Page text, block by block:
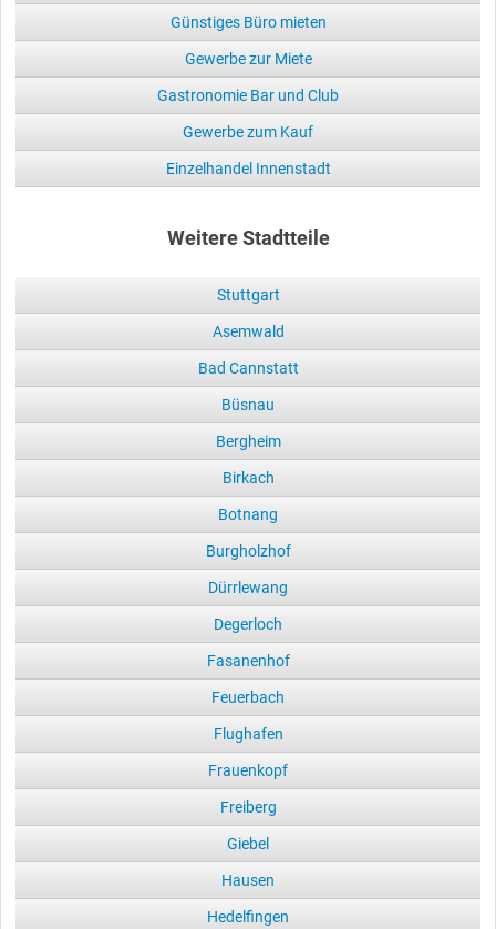
Günstiges Büro mieten
Gewerbe zur Miete
Gastronomie Bar und Club
Gewerbe zum Kauf
Einzelhandel Innenstadt
Weitere Stadtteile
Stuttgart
Asemwald
Bad Cannstatt
Büsnau
Bergheim
Birkach
Botnang
Burgholzhof
Dürrlewang
Degerloch
Fasanenhof
Feuerbach
Flughafen
Frauenkopf
Freiberg
Giebel
Hausen
Hedelfingen